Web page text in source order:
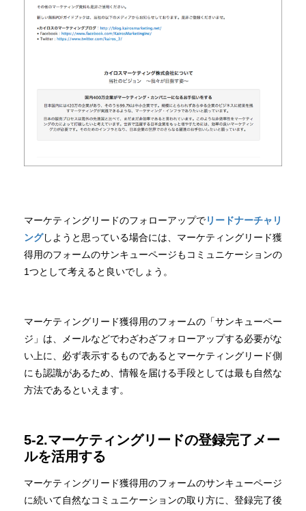
マーケティングリードのフォローアップでリードナーチャリ
ングしようと思っている場合には、マーケティングリード獲
得用のフォームのサンキューページもコミュニケーションの
1つとして考えると良いでしょう。
マーケティングリード獲得用のフォームの「サンキューペー
ジ」は、メールなどでわざわざフォローアップする必要がな
い上に、必ず表示するものであるとマーケティングリード側
にも認識があるため、情報を届ける手段としては最も自然な
方法であるといえます。
5-2.マーケティングリードの登録完了メー
ルを活用する
マーケティングリード獲得用のフォームのサンキューページ
に続いて自然なコミュニケーションの取り方に、登録完了後